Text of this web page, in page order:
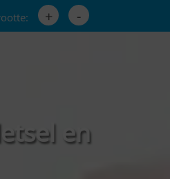
+ -
en